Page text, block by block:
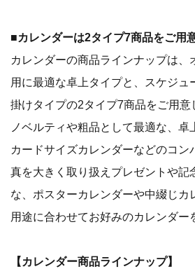
■カレンダーは2タイプ7商品をご用
カレンダーの商品ラインナップは、
用に最適な卓上タイプと、スケジュ
掛けタイプの2タイプ7商品をご用意
ノベルティや粗品として最適な、卓
カードサイズカレンダーなどのコン
真を大きく取り扱えプレゼントや記
な、ポスターカレンダーや中綴じカ
用途に合わせてお好みのカレンダー
【カレンダー商品ラインナップ】